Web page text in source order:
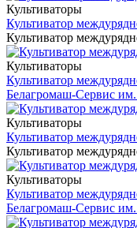
Культиваторы
Культиватор
Культиватор
Культиваторы
Культиватор
Белагромаш-Сервис
Культиваторы
Культиватор
Культиватор
Культиваторы
Культиватор
Белагромаш-Сервис